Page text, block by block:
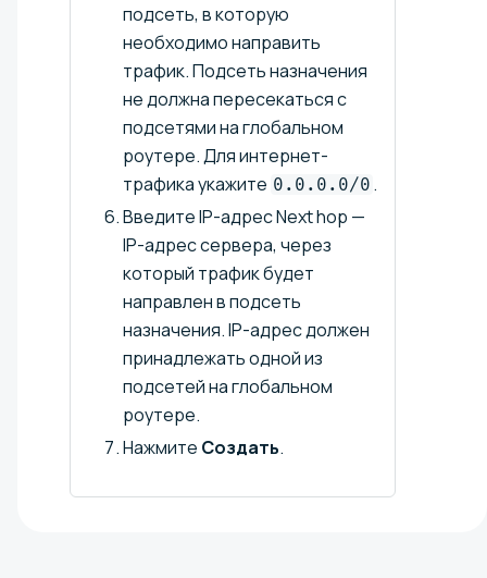
подсеть, в которую
необходимо направить
трафик. Подсеть назначения
не должна пересекаться с
подсетями на глобальном
роутере. Для интернет-
трафика укажите 0.0.0.0/0 .
Введите IP-адрес Next hop —
IP-адрес сервера, через
который трафик будет
направлен в подсеть
назначения. IP-адрес должен
принадлежать одной из
подсетей на глобальном
роутере.
Нажмите Создать.